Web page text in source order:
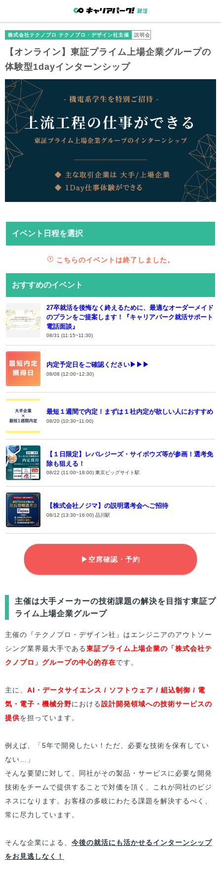
株式会社テクノプロ テクノプロ・デザイン社主催 説明会
【オンライン】東証プライム上場企業グループの
体験型1dayインターンシップ
イベント日程を選択
こちらのイベントは終了しました。
おすすめのイベント
27卒就活を後悔なく終えるために、最適なオーダーメイド
のプランをご提案します！『キャリアパーク就活サポート
電話面談』
08/31 (11:15~11:30)
内定予定日をご確認ください▶▶▶
08/08 (12:00~12:30)
最短１週間で内定！まずは１社内定が欲しい人におすすめ
08/20 (10:30~11:00)
【１日限定】レバレジーズ・サイボウズ等が参画！選考免
除も狙える！
08/22 (11:00~18:00) 東京ビッグサイト駅
【株式会社ノジマ】の説明選考会へご招待
08/12 (13:30~16:00) 品川駅
▶空席確認・予約
主催は大手メーカーの技術課題の解決を目指す東証プ
ライム上場企業グループ
主催の『テクノプロ・デザイン社』はエンジニアのアウトソー
シング業界最大手である東証プライム上場企業の「株式会社テ
クノプロ」グループの中心的存在です。
主に、 AI・データサイエンス / ソフトウェア / 組込制御 / 電
気・電子・機械分野における設計開発領域への技術サービスの
提供を担っています。
例えば、「5年で開発したい！ただ、必要な技術を保有してい
ない…」
そんな要望に対して、同社がその製品・サービスに必要な開発
技術をチームで提供することで対価を頂く、これが同社のビジ
ネスになります。お客様の多岐にわたる課題を解決するべく、
常に尽力しています。
そんな企業による、 今後の就活にも活かせるインターンシップ
をお見逃しなく！